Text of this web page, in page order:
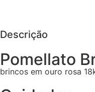
Descrição
Pomellato
brincos em ouro rosa